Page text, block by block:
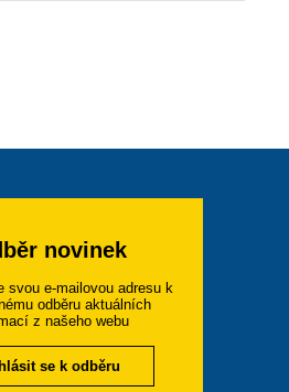
novinek
svou e-mailovou adresu k
odběru aktuálních
z našeho webu
se k odběru